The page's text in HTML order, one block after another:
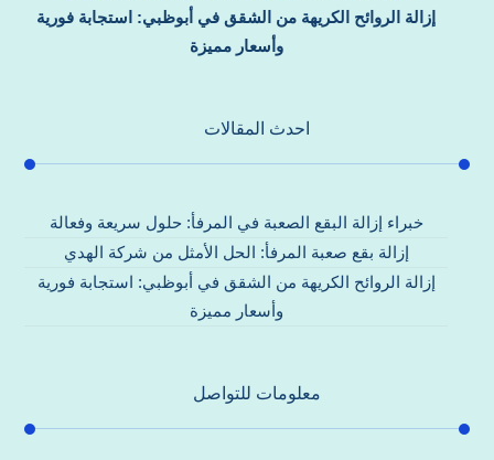
إزالة الروائح الكريهة من الشقق في أبوظبي: استجابة فورية
وأسعار مميزة
احدث المقالات
خبراء إزالة البقع الصعبة في المرفأ: حلول سريعة وفعالة
إزالة بقع صعبة المرفأ: الحل الأمثل من شركة الهدي
إزالة الروائح الكريهة من الشقق في أبوظبي: استجابة فورية
وأسعار مميزة
معلومات للتواصل